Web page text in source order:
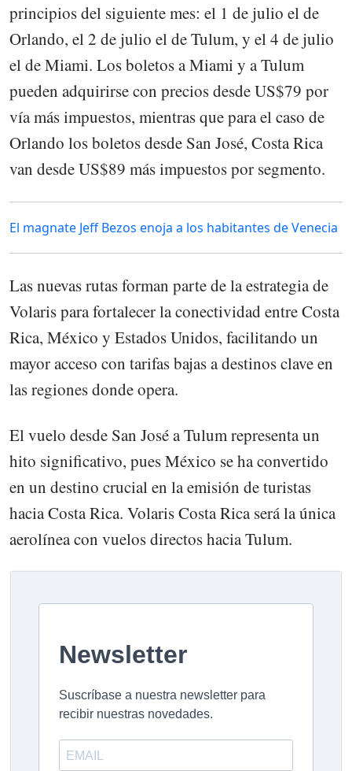
principios del siguiente mes: el 1 de julio el de
Orlando, el 2 de julio el de Tulum, y el 4 de julio
el de Miami. Los boletos a Miami y a Tulum
pueden adquirirse con precios desde US$79 por
vía más impuestos, mientras que para el caso de
Orlando los boletos desde San José, Costa Rica
van desde US$89 más impuestos por segmento.
El magnate Jeff Bezos enoja a los habitantes de Venecia
Las nuevas rutas forman parte de la estrategia de
Volaris para fortalecer la conectividad entre Costa
Rica, México y Estados Unidos, facilitando un
mayor acceso con tarifas bajas a destinos clave en
las regiones donde opera.
El vuelo desde San José a Tulum representa un
hito significativo, pues México se ha convertido
en un destino crucial en la emisión de turistas
hacia Costa Rica. Volaris Costa Rica será la única
aerolínea con vuelos directos hacia Tulum.